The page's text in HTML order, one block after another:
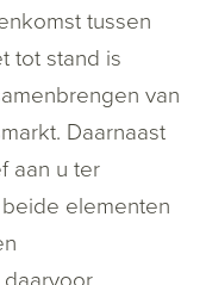
tussen
tot stand is
van
Daarnaast
aan u ter
elementen